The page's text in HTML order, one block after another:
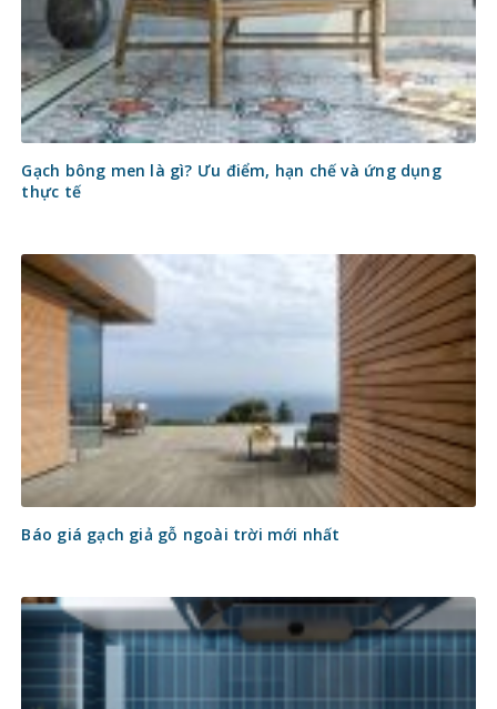
Gạch bông men là gì? Ưu điểm, hạn chế và ứng dụng
thực tế
Báo giá gạch giả gỗ ngoài trời mới nhất